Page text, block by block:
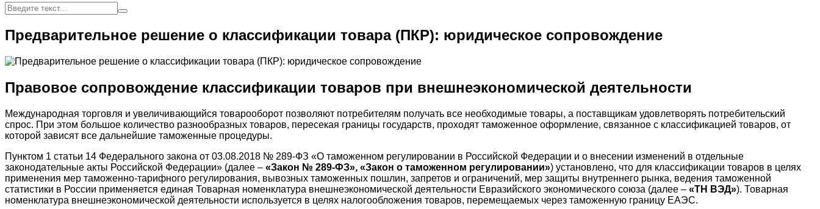
Предварительное решение о классификации товара (ПКР): юридическое сопровождение
Правовое сопровождение классификации товаров при внешнеэкономической деятельности
Международная торговля и увеличивающийся товарооборот позволяют потребителям получать все необходимые товары, а поставщикам удовлетворять потребительский
спрос. При этом большое количество разнообразных товаров, пересекая границы государств, проходят таможенное оформление, связанное с классификацией товаров, от
которой зависят все дальнейшие таможенные процедуры.
Пунктом 1 статьи 14 Федерального закона от 03.08.2018 № 289-ФЗ «О таможенном регулировании в Российской Федерации и о внесении изменений в отдельные
законодательные акты Российской Федерации» (далее – «Закон № 289-ФЗ», «Закон о таможенном регулировании») установлено, что для классификации товаров в целях
применения мер таможенно-тарифного регулирования, вывозных таможенных пошлин, запретов и ограничений, мер защиты внутреннего рынка, ведения таможенной
статистики в России применяется единая Товарная номенклатура внешнеэкономической деятельности Евразийского экономического союза (далее – «ТН ВЭД»). Товарная
номенклатура внешнеэкономической деятельности используется в целях налогообложения товаров, перемещаемых через таможенную границу ЕАЭС.